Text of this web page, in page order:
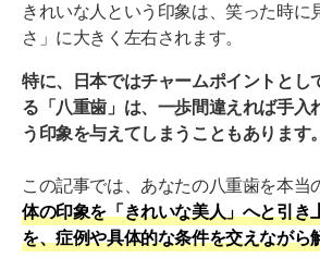
きれいな人という印象は、笑った時に
さ」に大きく左右されます。
特に、日本ではチャームポイントとし
る「八重歯」は、一歩間違えれば手入
う印象を与えてしまうこともあります。
この記事では、あなたの八重歯を本当
体の印象を「きれいな美人」へと引き
を、症例や具体的な条件を交えながら